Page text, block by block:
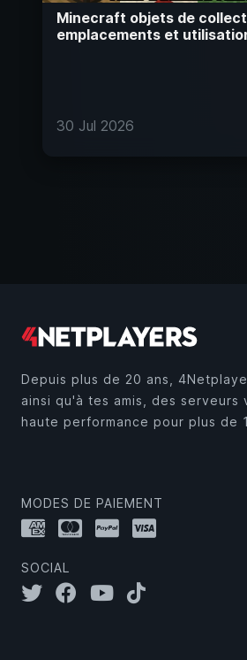
Minecraft objets de
emplacements et
30 Jul 2026
Depuis plus de 20 ans,
ainsi qu'à tes amis, des serveurs
haute performance pour plus de
MODES DE PAIEMENT
SOCIAL